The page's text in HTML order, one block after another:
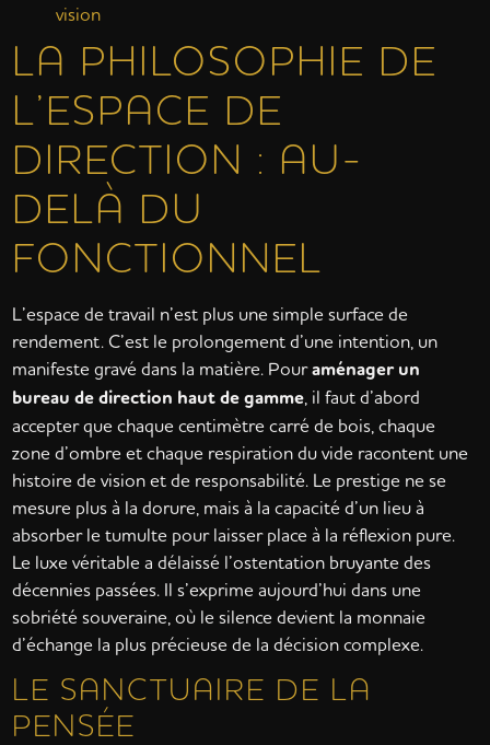
vision
LA PHILOSOPHIE DE
L’ESPACE DE
DIRECTION : AU-
DELÀ DU
FONCTIONNEL
L’espace de travail n’est plus une simple surface de
rendement. C’est le prolongement d’une intention, un
manifeste gravé dans la matière. Pouraménager un
bureau de direction haut de gamme , il faut d’abord
accepter que chaque centimètre carré de bois, chaque
zone d’ombre et chaque respiration du vide racontent une
histoire de vision et de responsabilité. Le prestige ne se
mesure plus à la dorure, mais à la capacité d’un lieu à
absorber le tumulte pour laisser place à la réflexion pure.
Le luxe véritable a délaissé l’ostentation bruyante des
décennies passées. Il s’exprime aujourd’hui dans une
sobriété souveraine, où le silence devient la monnaie
d’échange la plus précieuse de la décision complexe.
LE SANCTUAIRE DE LA
PENSÉE